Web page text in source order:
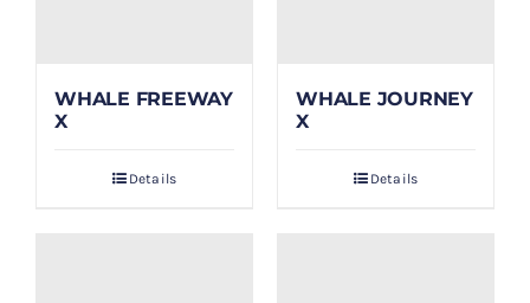
WHALE FREEWAY
X
Details
WHALE JOURNEY
X
Details